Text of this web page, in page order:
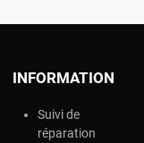
INFORMATION
Suivi de
réparation